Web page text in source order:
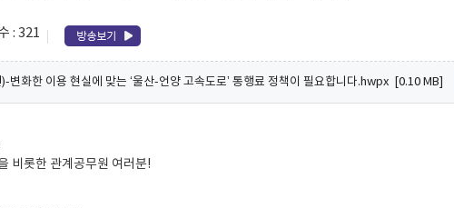
: 321
변화한 이용 현실에 맞는 ‘울산-언양 고속도로’ 통행료 정책이 필요합니다.hwpx [0.10 MB]
비롯한 관계공무원 여러분!